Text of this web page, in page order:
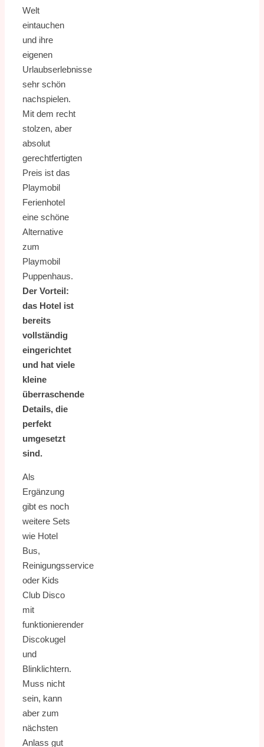
Welt
eintauchen
und ihre
eigenen
Urlaubserlebnisse
sehr schön
nachspielen.
Mit dem recht
stolzen, aber
absolut
gerechtfertigten
Preis ist das
Playmobil
Ferienhotel
eine schöne
Alternative
zum
Playmobil
Puppenhaus.
Der Vorteil:
das Hotel ist
bereits
vollständig
eingerichtet
und hat viele
kleine
überraschende
Details, die
perfekt
umgesetzt
sind.
Als
Ergänzung
gibt es noch
weitere Sets
wie Hotel
Bus,
Reinigungsservice
oder Kids
Club Disco
mit
funktionierender
Discokugel
und
Blinklichtern.
Muss nicht
sein, kann
aber zum
nächsten
Anlass gut